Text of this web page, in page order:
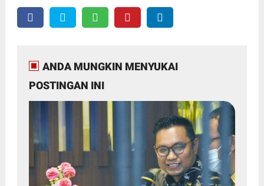
ANDA MUNGKIN MENYUKAI
POSTINGAN INI